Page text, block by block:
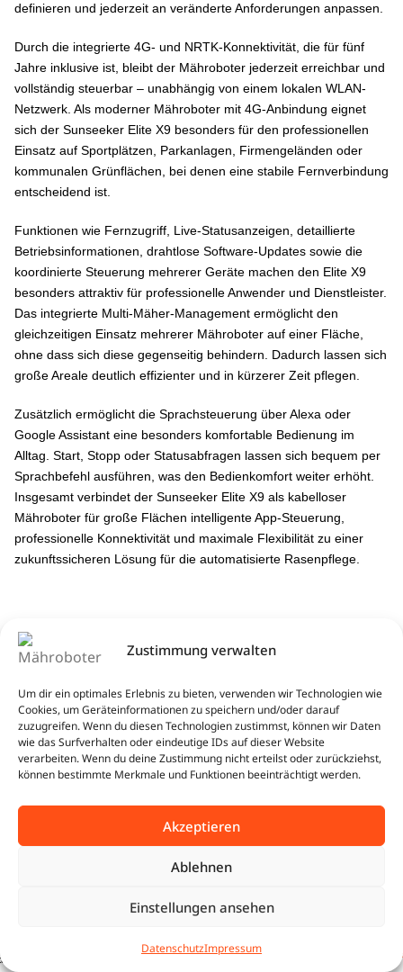
Zustimmung verwalten
Um dir ein optimales Erlebnis zu bieten, verwenden wir Technologien wie
Cookies, um Geräteinformationen zu speichern und/oder darauf
zuzugreifen. Wenn du diesen Technologien zustimmst, können wir Daten
wie das Surfverhalten oder eindeutige IDs auf dieser Website
verarbeiten. Wenn du deine Zustimmung nicht erteilst oder zurückziehst,
können bestimmte Merkmale und Funktionen beeinträchtigt werden.
Akzeptieren
Ablehnen
Einstellungen ansehen
DatenschutzImpressum
definieren und jederzeit an veränderte Anforderungen anpassen.
Durch die integrierte 4G- und NRTK-Konnektivität, die für fünf
Jahre inklusive ist, bleibt der Mähroboter jederzeit erreichbar und
vollständig steuerbar – unabhängig von einem lokalen WLAN-
Netzwerk. Als moderner Mähroboter mit 4G-Anbindung eignet
sich der Sunseeker Elite X9 besonders für den professionellen
Einsatz auf Sportplätzen, Parkanlagen, Firmengeländen oder
kommunalen Grünflächen, bei denen eine stabile Fernverbindung
entscheidend ist.
Funktionen wie Fernzugriff, Live-Statusanzeigen, detaillierte
Betriebsinformationen, drahtlose Software-Updates sowie die
koordinierte Steuerung mehrerer Geräte machen den Elite X9
besonders attraktiv für professionelle Anwender und Dienstleister.
Das integrierte Multi-Mäher-Management ermöglicht den
gleichzeitigen Einsatz mehrerer Mähroboter auf einer Fläche,
ohne dass sich diese gegenseitig behindern. Dadurch lassen sich
große Areale deutlich effizienter und in kürzerer Zeit pflegen.
Zusätzlich ermöglicht die Sprachsteuerung über Alexa oder
Google Assistant eine besonders komfortable Bedienung im
Alltag. Start, Stopp oder Statusabfragen lassen sich bequem per
Sprachbefehl ausführen, was den Bedienkomfort weiter erhöht.
Insgesamt verbindet der Sunseeker Elite X9 als kabelloser
Mähroboter für große Flächen intelligente App-Steuerung,
professionelle Konnektivität und maximale Flexibilität zu einer
zukunftssicheren Lösung für die automatisierte Rasenpflege.
Technische Daten – Sunseeker Elite
X9
Flächenkapazität: bis 12.000 m²
Navigation: AONavi™ 2.0 mit nRTK & VSLAM 2.0
360° Vision™: 8 Kameras, 15 Sensoren
Schnittbreite: 43 cm
Sunseeker X9 | 12.000 m²
| Immer grün Komfort Set 5.846,66